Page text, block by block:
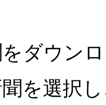
ダウン
を選択